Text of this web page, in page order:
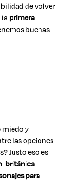
de volver
primera
buenas
miedo y
las opciones
Justo eso es
británica
para